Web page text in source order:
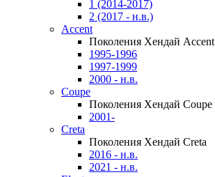
1 (2014-2017)
2 (2017 - н.в.)
Accent
Поколения Хендай Accent
1995-1996
1997-1999
2000 - н.в.
Coupe
Поколения Хендай Coupe
2001-
Creta
Поколения Хендай Creta
2016 - н.в.
2021 - н.в.